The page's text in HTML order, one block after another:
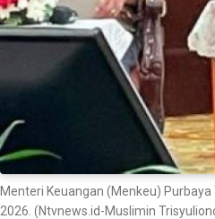
Menteri Keuangan (Menkeu)
2026. (Ntvnews.id-Muslimin